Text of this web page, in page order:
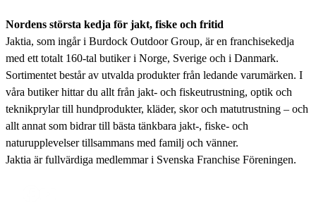
Nordens största kedja för jakt, fiske och fritid
Jaktia, som ingår i Burdock Outdoor Group, är en franchisekedja
med ett totalt 160-tal butiker i Norge, Sverige och i Danmark.
Sortimentet består av utvalda produkter från ledande varumärken. I
våra butiker hittar du allt från jakt- och fiskeutrustning, optik och
teknikprylar till hundprodukter, kläder, skor och matutrustning – och
allt annat som bidrar till bästa tänkbara jakt-, fiske- och
naturupplevelser tillsammans med familj och vänner.
Jaktia är fullvärdiga medlemmar i Svenska Franchise Föreningen.